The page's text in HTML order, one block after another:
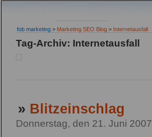
fob marketing > Marketing SEO Blog > Internetausfall
Tag-Archiv: Internetausfall
» Blitzeinschlag
Donnerstag, den 21. Juni 2007